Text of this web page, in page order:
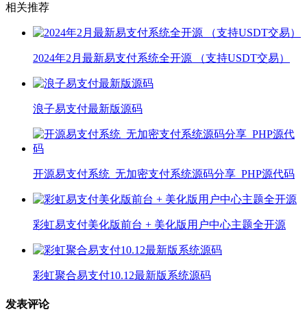
相关推荐
2024年2月最新易支付系统全开源 （支持USDT交易）
浪子易支付最新版源码
开源易支付系统_无加密支付系统源码分享_PHP源代码
彩虹易支付美化版前台 + 美化版用户中心主题全开源
彩虹聚合易支付10.12最新版系统源码
发表评论